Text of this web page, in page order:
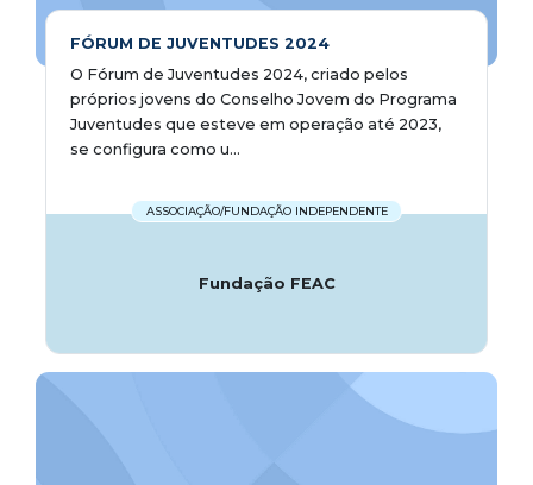
FÓRUM DE JUVENTUDES 2024
O Fórum de Juventudes 2024, criado pelos
próprios jovens do Conselho Jovem do Programa
Juventudes que esteve em operação até 2023,
se configura como u...
ASSOCIAÇÃO/FUNDAÇÃO INDEPENDENTE
Fundação FEAC